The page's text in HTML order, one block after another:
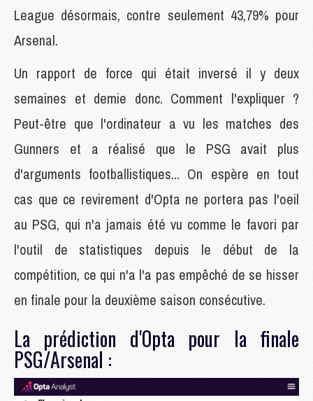
League désormais, contre seulement 43,79% pour
Arsenal.
Un rapport de force qui était inversé il y deux
semaines et demie donc. Comment l'expliquer ?
Peut-être que l'ordinateur a vu les matches des
Gunners et a réalisé que le PSG avait plus
d'arguments footballistiques... On espère en tout
cas que ce revirement d'Opta ne portera pas l'oeil
au PSG, qui n'a jamais été vu comme le favori par
l'outil de statistiques depuis le début de la
compétition, ce qui n'a l'a pas empêché de se hisser
en finale pour la deuxième saison consécutive.
La prédiction d'Opta pour la finale
PSG/Arsenal :